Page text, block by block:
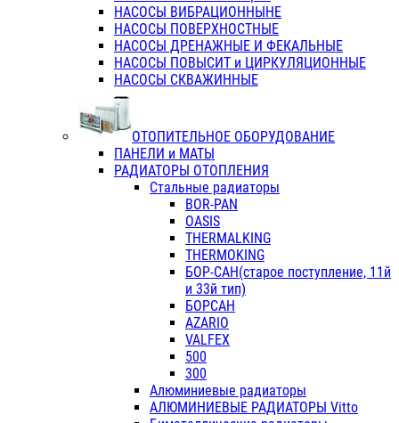
НАСОСЫ ВИБРАЦИОННЫНЕ
НАСОСЫ ПОВЕРХНОСТНЫЕ
НАСОСЫ ДРЕНАЖНЫЕ И ФЕКАЛЬНЫЕ
НАСОСЫ ПОВЫСИТ и ЦИРКУЛЯЦИОННЫЕ
НАСОСЫ СКВАЖИННЫЕ
ОТОПИТЕЛЬНОЕ ОБОРУДОВАНИЕ
ПАНЕЛИ и МАТЫ
РАДИАТОРЫ ОТОПЛЕНИЯ
Стальные радиаторы
BOR-PAN
OASIS
THERMALKING
THERMOKING
БОР-САН(старое поступление, 11й
и 33й тип)
БОРСАН
AZARIO
VALFEX
500
300
Алюминиевые радиаторы
АЛЮМИНИЕВЫЕ РАДИАТОРЫ Vitto